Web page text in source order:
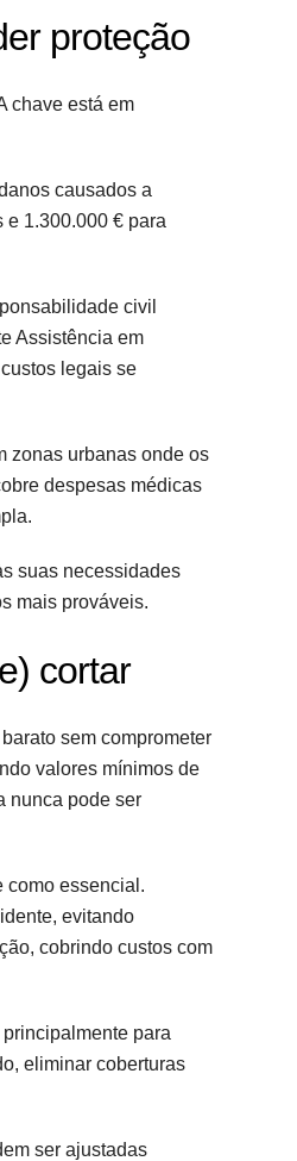
proteção
chave está em
causados a
1.300.000 € para
civil
Assistência em
legais se
zonas urbanas onde os
despesas médicas
suas necessidades
mais prováveis.
cortar
sem comprometer
valores mínimos de
nunca pode ser
como essencial.
evitando
cobrindo custos com
para
eliminar coberturas
ser ajustadas